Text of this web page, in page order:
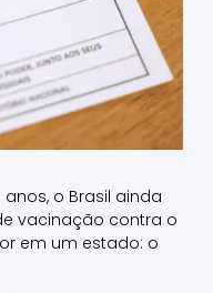
o Brasil ainda
vacinação contra o
em um estado: o